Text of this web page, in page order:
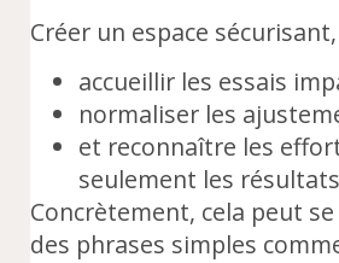
Créer un espace sécurisant,
accueillir les essais
normaliser les
et reconnaître les
seulement les
Concrètement, cela peut
des phrases simples